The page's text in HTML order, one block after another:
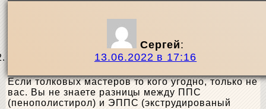
Сергей:
13.06.2022 в 17:16
Если толковых мастеров то кого угодно, только не
вас. Вы не знаете разницы между ППС
(пенополистирол) и ЭППС (экструдированый